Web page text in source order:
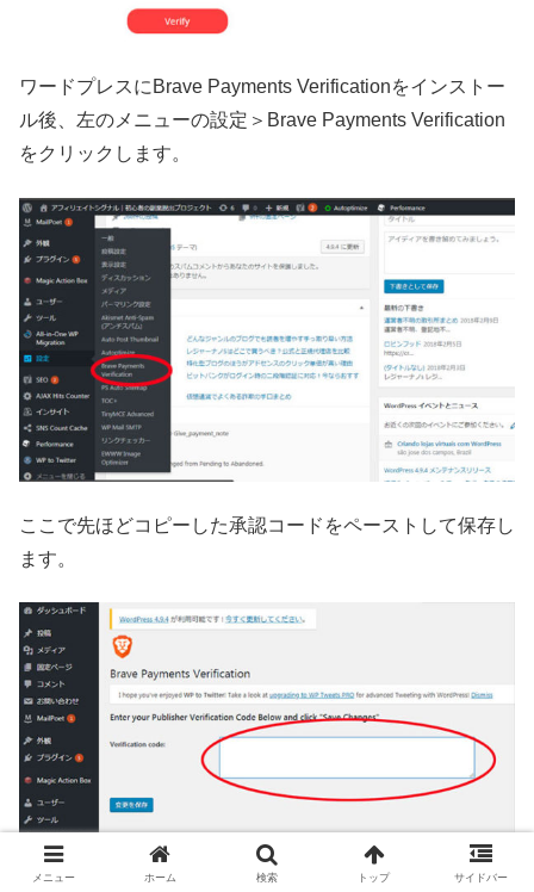
ワードプレスにBrave Payments Verificationをインストー
ル後、左のメニューの設定＞Brave Payments Verification
をクリックします。
ここで先ほどコピーした承認コードをペーストして保存し
ます。
メニュー ホーム 検索 トップ サイドバー